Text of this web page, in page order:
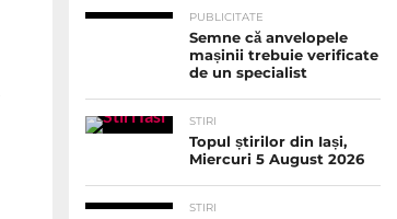
PUBLICITATE
Semne că anvelopele
mașinii trebuie verificate
de un specialist
STIRI
Topul știrilor din Iași,
Miercuri 5 August 2026
STIRI